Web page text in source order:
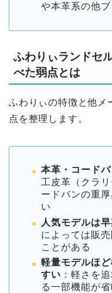
や本革系の他
ふわりぃランド
べた弱点とは
ふわりぃの特徴と他メ
点を整理します。
本革・コード
工皮革（クラ
ードバンの重
い
人気モデルは
によっては販
ことがある
軽量モデルほ
すい ：軽さを
る一部機能が